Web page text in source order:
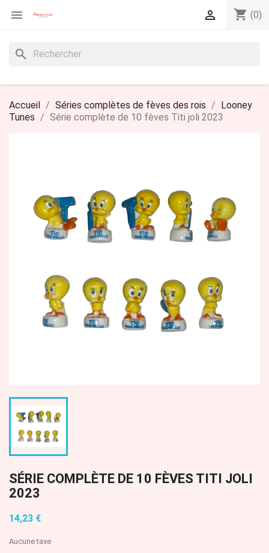
 shopping_cart (0)

search
Accueil Séries complètes de fèves des rois
Looney
Tunes
Série complète de 10 fèves Titi joli 2023
SÉRIE COMPLÈTE DE 10 FÈVES TITI JOLI
2023
14,23 €
Aucune taxe